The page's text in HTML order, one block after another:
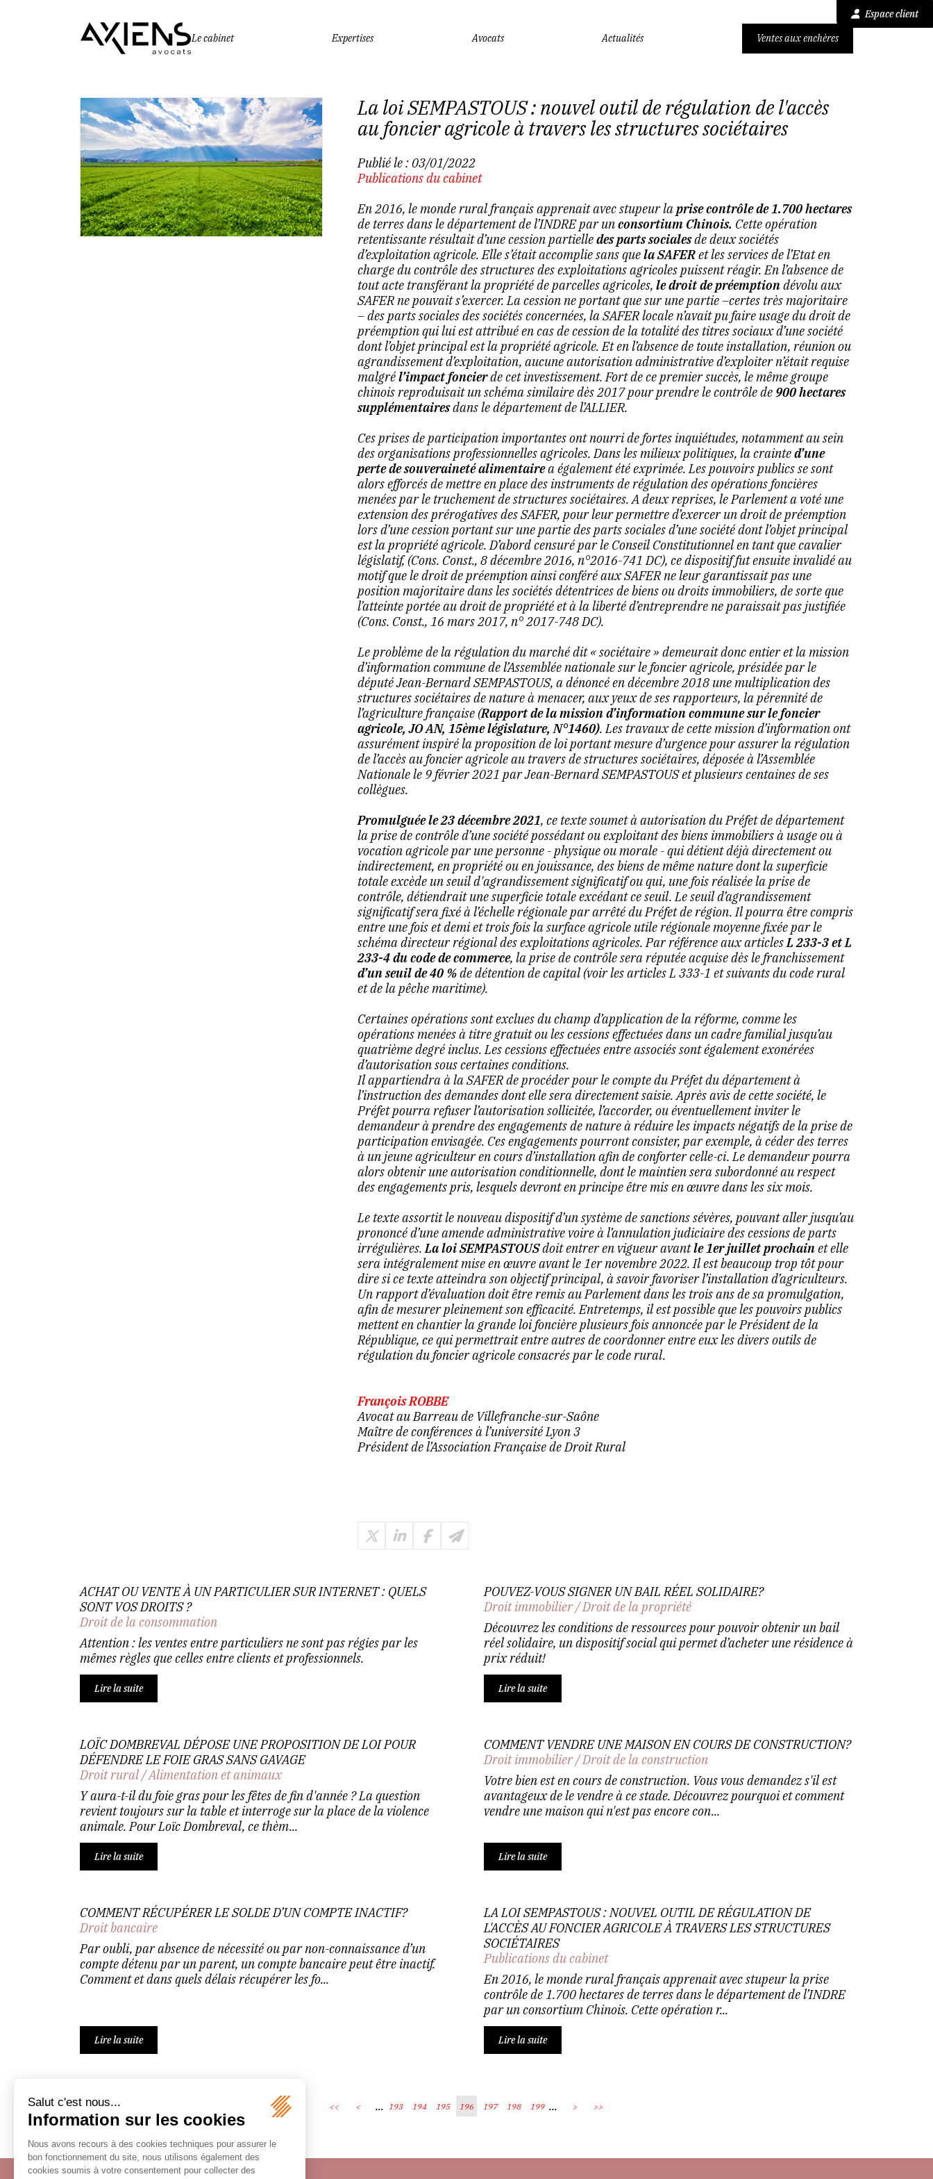
Espace client
Le cabinet
Expertises Avocats Actualités Ventes aux enchères
La loi SEMPASTOUS : nouvel outil de régulation de l'accès
au foncier agricole à travers les structures sociétaires
Publié le :03/01/2022
Publications du cabinet
En 2016, le monde rural français apprenait avec stupeur laprise contrôle de 1.700 hectares
de terres dans le département de l’INDRE par unconsortium Chinois. Cette opération
retentissante résultait d’une cession partielledes parts socialesde deux sociétés
d’exploitation agricole. Elle s’était accomplie sans quela SAFERet les services de l’Etat en
charge du contrôle des structures des exploitations agricoles puissent réagir. En l’absence de
tout acte transférant la propriété de parcelles agricoles, le droit de préemptiondévolu aux
SAFER ne pouvait s’exercer. La cession ne portant que sur une partie –certes très majoritaire
– des parts sociales des sociétés concernées, la SAFER locale n’avait pu faire usage du droit de
préemption qui lui est attribué en cas de cession de la totalité des titres sociaux d’une société
dont l’objet principal est la propriété agricole. Et en l’absence de toute installation, réunion ou
agrandissement d’exploitation, aucune autorisation administrative d’exploiter n’était requise
malgrél’impact foncierde cet investissement. Fort de ce premier succès, le même groupe
chinois reproduisait un schéma similaire dès 2017 pour prendre le contrôle de 900 hectares
supplémentairesdans le département de l’ALLIER.
Ces prises de participation importantes ont nourri de fortes inquiétudes, notamment au sein
des organisations professionnelles agricoles. Dans les milieux politiques, la crainted’une
perte de souveraineté alimentairea également été exprimée. Les pouvoirs publics se sont
alors efforcés de mettre en place des instruments de régulation des opérations foncières
menées par le truchement de structures sociétaires. A deux reprises, le Parlement a voté une
extension des prérogatives des SAFER, pour leur permettre d’exercer un droit de préemption
lors d’une cession portant sur une partie des parts sociales d’une société dont l’objet principal
est la propriété agricole. D’abord censuré par le Conseil Constitutionnel en tant que cavalier
législatif, (Cons. Const., 8 décembre 2016, n°2016-741 DC), ce dispositif fut ensuite invalidé au
motif que le droit de préemption ainsi conféré aux SAFER ne leur garantissait pas une
position majoritaire dans les sociétés détentrices de biens ou droits immobiliers, de sorte que
l’atteinte portée au droit de propriété et à la liberté d’entreprendre ne paraissait pas justifiée
(Cons. Const., 16 mars 2017, n° 2017-748 DC).
Le problème de la régulation du marché dit « sociétaire » demeurait donc entier et la mission
d’information commune de l’Assemblée nationale sur le foncier agricole, présidée par le
député Jean-Bernard SEMPASTOUS, a dénoncé en décembre 2018 une multiplication des
structures sociétaires de nature à menacer, aux yeux de ses rapporteurs, la pérennité de
l’agriculture française (Rapport de la mission d’information commune sur le foncier
agricole, JO AN, 15ème législature, N°1460). Les travaux de cette mission d’information ont
assurément inspiré la proposition de loi portant mesure d’urgence pour assurer la régulation
de l’accès au foncier agricole au travers de structures sociétaires, déposée à l’Assemblée
Nationale le 9 février 2021 par Jean-Bernard SEMPASTOUS et plusieurs centaines de ses
collègues.
Promulguée le 23 décembre 2021, ce texte soumet à autorisation du Préfet de département
la prise de contrôle d’une société possédant ou exploitant des biens immobiliers à usage ou à
vocation agricole par une personne - physique ou morale - qui détient déjà directement ou
indirectement, en propriété ou en jouissance, des biens de même nature dont la superficie
totale excède un seuil d'agrandissement significatif ou qui, une fois réalisée la prise de
contrôle, détiendrait une superficie totale excédant ce seuil. Le seuil d’agrandissement
significatif sera fixé à l’échelle régionale par arrêté du Préfet de région. Il pourra être compris
entre une fois et demi et trois fois la surface agricole utile régionale moyenne fixée par le
schéma directeur régional des exploitations agricoles. Par référence aux articlesL 233-3 et L
233-4 du code de commerce, la prise de contrôle sera réputée acquise dès le franchissement
d’un seuil de 40 %de détention de capital (voir les articles L 333-1 et suivants du code rural
et de la pêche maritime).
Certaines opérations sont exclues du champ d’application de la réforme, comme les
opérations menées à titre gratuit ou les cessions effectuées dans un cadre familial jusqu’au
quatrième degré inclus. Les cessions effectuées entre associés sont également exonérées
d’autorisation sous certaines conditions.
Il appartiendra à la SAFER de procéder pour le compte du Préfet du département à
l’instruction des demandes dont elle sera directement saisie. Après avis de cette société, le
Préfet pourra refuser l’autorisation sollicitée, l’accorder, ou éventuellement inviter le
demandeur à prendre des engagements de nature à réduire les impacts négatifs de la prise de
participation envisagée. Ces engagements pourront consister, par exemple, à céder des terres
à un jeune agriculteur en cours d’installation afin de conforter celle-ci. Le demandeur pourra
alors obtenir une autorisation conditionnelle, dont le maintien sera subordonné au respect
des engagements pris, lesquels devront en principe être mis en œuvre dans les six mois.
Le texte assortit le nouveau dispositif d’un système de sanctions sévères, pouvant aller jusqu’au
prononcé d’une amende administrative voire à l’annulation judiciaire des cessions de parts
irrégulières.La loi SEMPASTOUSdoit entrer en vigueur avantle 1er juillet prochainet elle
sera intégralement mise en œuvre avant le 1er novembre 2022. Il est beaucoup trop tôt pour
dire si ce texte atteindra son objectif principal, à savoir favoriser l’installation d’agriculteurs.
Un rapport d’évaluation doit être remis au Parlement dans les trois ans de sa promulgation,
afin de mesurer pleinement son efficacité. Entretemps, il est possible que les pouvoirs publics
mettent en chantier la grande loi foncière plusieurs fois annoncée par le Président de la
République, ce qui permettrait entre autres de coordonner entre eux les divers outils de
régulation du foncier agricole consacrés par le code rural.
François ROBBE
Avocat au Barreau de Villefranche-sur-Saône
Maître de conférences à l’université Lyon 3
Président de l’Association Française de Droit Rural
ACHAT OU VENTE À UN PARTICULIER SUR INTERNET : QUELS
SONT VOS DROITS ?
Droit de la consommation
Attention : les ventes entre particuliers ne sont pas régies par les
mêmes règles que celles entre clients et professionnels.
Lire la suite
POUVEZ-VOUS SIGNER UN BAIL RÉEL SOLIDAIRE?
Droit immobilier/Droit de la propriété
Découvrez les conditions de ressources pour pouvoir obtenir un bail
réel solidaire, un dispositif social qui permet d’acheter une résidence à
prix réduit!
Lire la suite
LOÏC DOMBREVAL DÉPOSE UNE PROPOSITION DE LOI POUR
DÉFENDRE LE FOIE GRAS SANS GAVAGE
Droit rural/Alimentation et animaux
Y aura-t-il du foie gras pour les fêtes de fin d'année ? La question
revient toujours sur la table et interroge sur la place de la violence
animale. Pour Loïc Dombreval, ce thèm...
Lire la suite
COMMENT VENDRE UNE MAISON EN COURS DE CONSTRUCTION?
Droit immobilier/Droit de la construction
Votre bien est en cours de construction. Vous vous demandez s'il est
avantageux de le vendre à ce stade. Découvrez pourquoi et comment
vendre une maison qui n'est pas encore con...
Lire la suite
COMMENT RÉCUPÉRER LE SOLDE D’UN COMPTE INACTIF?
Droit bancaire
Par oubli, par absence de nécessité ou par non-connaissance d’un
compte détenu par un parent, un compte bancaire peut être inactif.
Comment et dans quels délais récupérer les fo...
Lire la suite
LA LOI SEMPASTOUS : NOUVEL OUTIL DE RÉGULATION DE
L'ACCÈS AU FONCIER AGRICOLE À TRAVERS LES STRUCTURES
SOCIÉTAIRES
Publications du cabinet
En 2016, le monde rural français apprenait avec stupeur la prise
contrôle de 1.700 hectares de terres dans le département de l’INDRE
par un consortium Chinois. Cette opération r...
Lire la suite
<< < ... 193 194 195 196 197 198 199 ... > >>